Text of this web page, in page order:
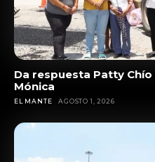
Da respuesta Patty
Mónica
EL MANTE AGOSTO 1, 2026